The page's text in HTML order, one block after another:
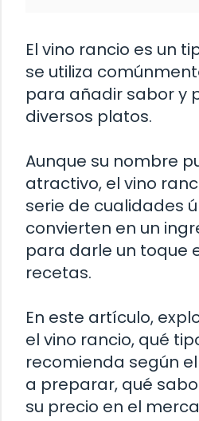
El vino rancio es un
se utiliza
para añadir sabor y
diversos platos.
Aunque su nombre
atractivo, el vino
serie de cualidades
convierten en un
para darle un toque
recetas.
En este artículo,
el vino rancio, qué
recomienda según
a preparar, qué
su precio en el